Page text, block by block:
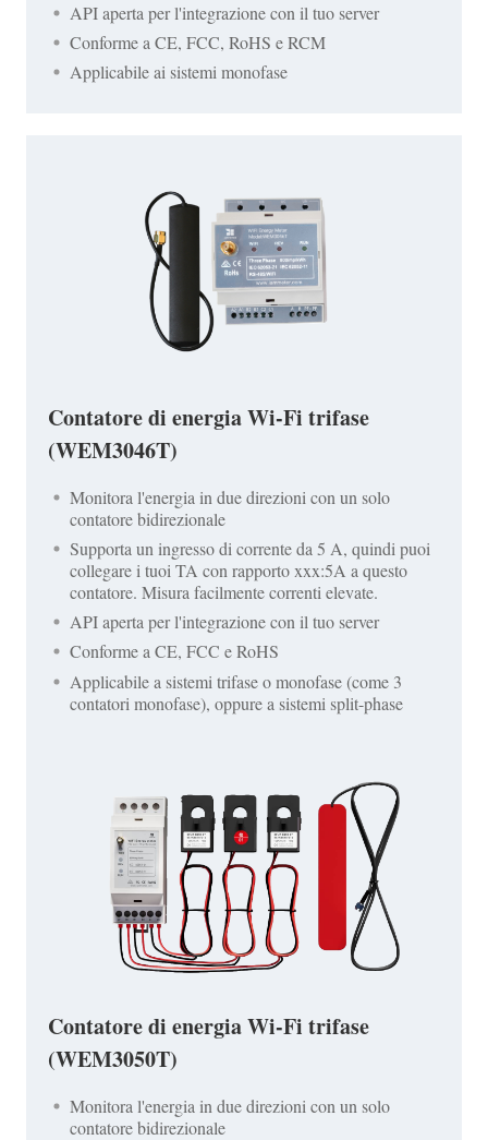
API aperta per l'integrazione con il tuo server
Conforme a CE, FCC, RoHS e RCM
Applicabile ai sistemi monofase
Contatore di energia Wi-Fi trifase
(WEM3046T)
Monitora l'energia in due direzioni con un solo
contatore bidirezionale
Supporta un ingresso di corrente da 5 A, quindi puoi
collegare i tuoi TA con rapporto xxx:5A a questo
contatore. Misura facilmente correnti elevate.
API aperta per l'integrazione con il tuo server
Conforme a CE, FCC e RoHS
Applicabile a sistemi trifase o monofase (come 3
contatori monofase), oppure a sistemi split-phase
Contatore di energia Wi-Fi trifase
(WEM3050T)
Monitora l'energia in due direzioni con un solo
contatore bidirezionale